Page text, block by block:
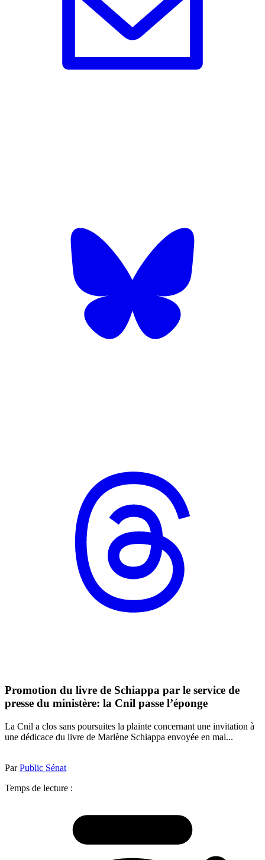
Promotion du livre de Schiappa par le service de
presse du ministère: la Cnil passe l’éponge
La Cnil a clos sans poursuites la plainte concernant une invitation à
une dédicace du livre de Marlène Schiappa envoyée en mai...
ParPublic Sénat
Temps de lecture :